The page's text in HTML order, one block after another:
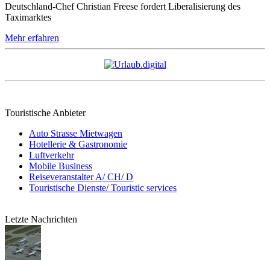
Deutschland-Chef Christian Freese fordert Liberalisierung des
Taximarktes
Mehr erfahren
Touristische Anbieter
Auto Strasse Mietwagen
Hotellerie & Gastronomie
Luftverkehr
Mobile Business
Reiseveranstalter A/ CH/ D
Touristische Dienste/ Touristic services
Letzte Nachrichten